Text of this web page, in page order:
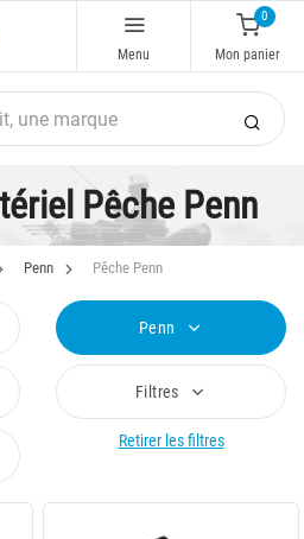
Menu
0
Mon panier
Pêche Penn
Penn Pêche Penn
Penn
Filtres
Retirer les filtres